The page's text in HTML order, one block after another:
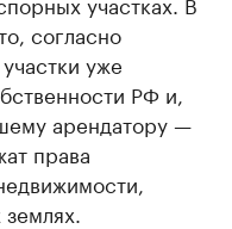
согласно
уже
РФ и,
арендатору —
права